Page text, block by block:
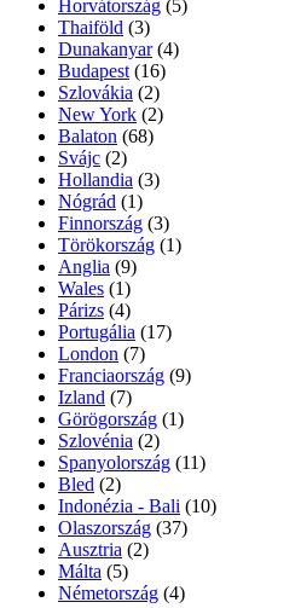
Horvátország (5)
Thaiföld (3)
Dunakanyar (4)
Budapest (16)
Szlovákia (2)
New York (2)
Balaton (68)
Svájc (2)
Hollandia (3)
Nógrád (1)
Finnország (3)
Törökország (1)
Anglia (9)
Wales (1)
Párizs (4)
Portugália (17)
London (7)
Franciaország (9)
Izland (7)
Görögország (1)
Szlovénia (2)
Spanyolország (11)
Bled (2)
Indonézia - Bali (10)
Olaszország (37)
Ausztria (2)
Málta (5)
Németország (4)